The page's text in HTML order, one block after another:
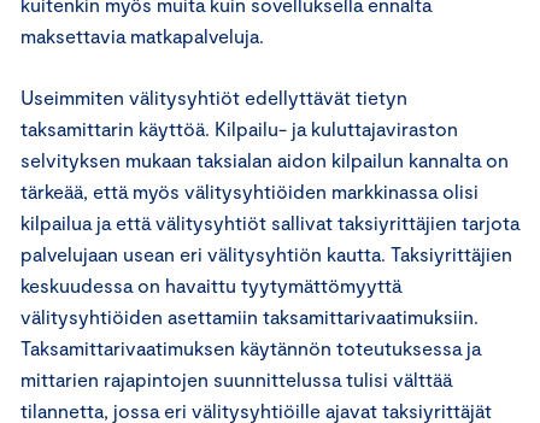
maksettavia matkapalveluja.
Useimmiten välitysyhtiöt edellyttävät tietyn
taksamittarin käyttöä. Kilpailu- ja kuluttajaviraston
selvityksen mukaan taksialan aidon kilpailun kannalta on
tärkeää, että myös välitysyhtiöiden markkinassa olisi
kilpailua ja että välitysyhtiöt sallivat taksiyrittäjien tarjota
palvelujaan usean eri välitysyhtiön kautta. Taksiyrittäjien
keskuudessa on havaittu tyytymättömyyttä
välitysyhtiöiden asettamiin taksamittari­vaatimuksiin.
Taksamittarivaatimuksen käytännön toteutuksessa ja
mittarien rajapintojen suunnittelussa tulisi välttää
tilannetta, jossa eri välitysyhtiöille ajavat taksiyrittäjät